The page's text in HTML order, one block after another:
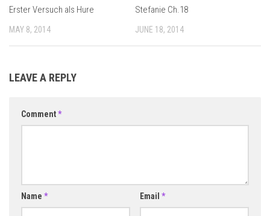
Erster Versuch als Hure
MAY 8, 2014
Stefanie Ch.18
JUNE 18, 2014
LEAVE A REPLY
Comment*
Name * Email *